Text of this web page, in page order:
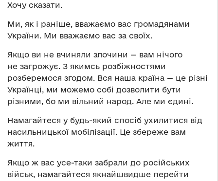
Хочу сказати.
Ми, як і раніше, вважаємо вас громадянами
України. Ми вважаємо вас за своїх.
Якщо ви не вчиняли злочини — вам нічого
не загрожує. З якимсь розбіжностями
розберемося згодом. Вся наша країна — це різні
Українці, ми можемо собі дозволити бути
різними, бо ми вільний народ. Але ми єдині.
Намагайтеся у будь-який спосіб ухилитися від
насильницької мобілізації. Це збереже вам
життя.
Якщо ж вас усе-таки забрали до російських
військ, намагайтеся якнайшвидше перейти